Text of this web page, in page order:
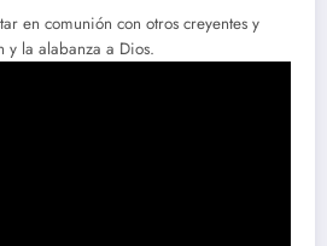
en comunión con otros creyentes y
la alabanza a Dios.